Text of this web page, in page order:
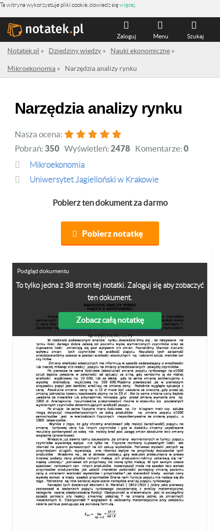
Ta witryna wykorzystuje pliki cookie, dowiedz sięwięcej
Szukaj
Menu
Zaloguj
Notatek.pl » Dziedziny wiedzy » Nauki ekonomiczne »
Mikroekonomia » Narzędzia analizy rynku
Narzędzia analizy rynku
Nasza ocena:
Pobrań: 350 Wyświetleń: 2478 Komentarze: 0
Mikroekonomia
Uniwersytet Jagielloński w Krakowie
Pobierz ten dokument za darmo
Pobierz notatkę
To tylko jedna z 38 stron tej notatki. Zaloguj się aby zobaczyć
ten dokument.
Zobacz całą notatkę
Podgląd dokumentu